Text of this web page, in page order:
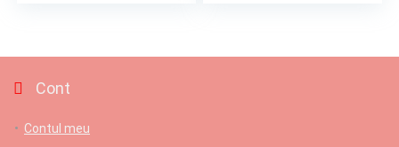
Cont
Contul meu